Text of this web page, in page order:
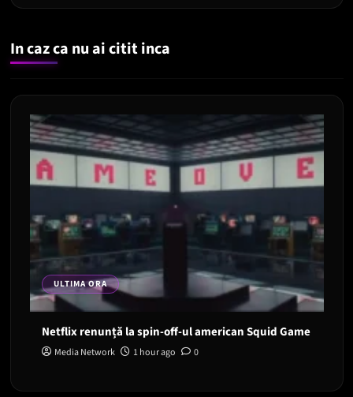
In caz ca nu ai citit inca
ULTIMA ORA
Netflix renunță la spin-off-ul american Squid Game
Media Network 1 hour ago 0